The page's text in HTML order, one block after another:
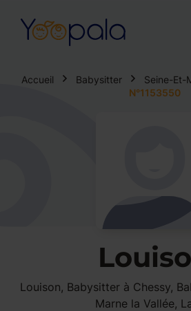
Accueil Babysitter Seine-Et-
N°1153550
Louison, Babysitter à Chessy,
Marne la Vallée,